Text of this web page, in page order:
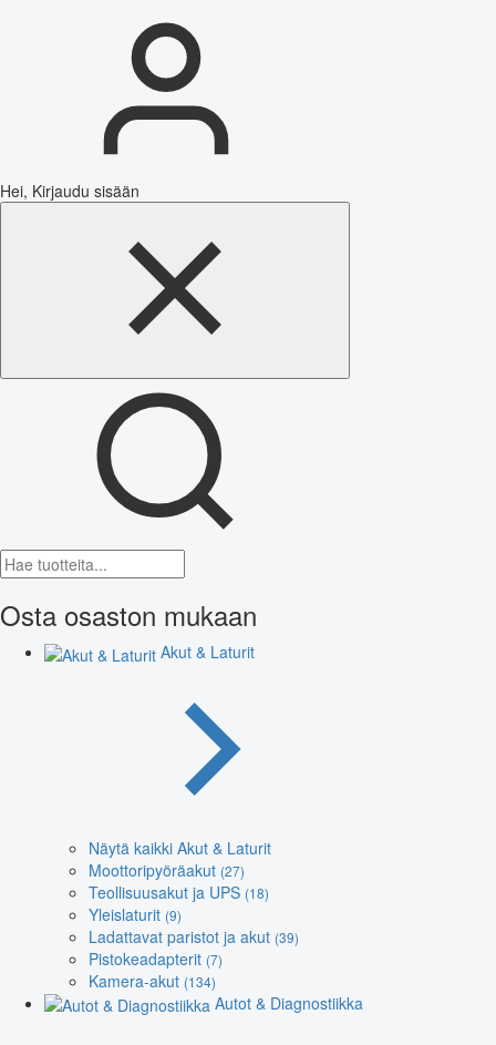
Hei, Kirjaudu sisään
Osta osaston mukaan
Akut & Laturit
Näytä kaikki Akut & Laturit
Moottoripyöräakut (27)
Teollisuusakut ja UPS (18)
Yleislaturit (9)
Ladattavat paristot ja akut (39)
Pistokeadapterit (7)
Kamera-akut (134)
Autot & Diagnostiikka